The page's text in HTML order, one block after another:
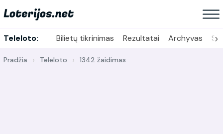
Teleloto: Bilietų tikrinimas Rezultatai Archyvas ›
Pradžia Teleloto 1342 žaidimas